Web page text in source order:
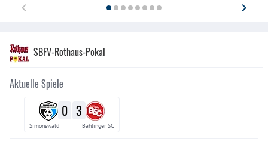
SBFV-Rothaus-Pokal
Aktuelle Spiele
0 3
Simonswald Bahlinger SC